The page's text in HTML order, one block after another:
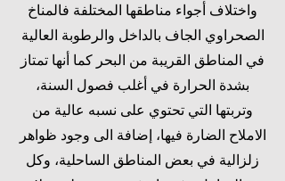
واختلاف أجواء مناطقها المختلفة فالمناخ
الصحراوي الجاف بالداخل والرطوبة العالية
في المناطق القريبة من البحر كما أنها تمتاز
بشدة الحرارة في أغلب فصول السنة،
وتربتها التي تحتوي على نسبه عالية من
الاملاح الضارة فيها، إضافة الى وجود ظواهر
زلزالية في بعض المناطق الساحلية، وكل